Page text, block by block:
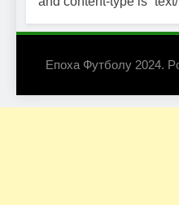
Епоха Футболу 2024.